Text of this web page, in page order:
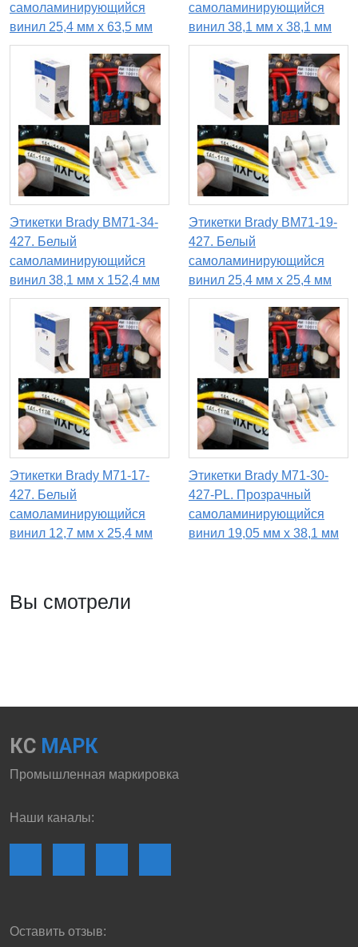
самоламинирующийся
винил 25,4 мм х 63,5 мм
самоламинирующийся
винил 38,1 мм х 38,1 мм
Этикетки Brady BM71-34-
427. Белый
самоламинирующийся
винил 38,1 мм х 152,4 мм
Этикетки Brady BM71-19-
427. Белый
самоламинирующийся
винил 25,4 мм х 25,4 мм
Этикетки Brady M71-17-
427. Белый
самоламинирующийся
винил 12,7 мм х 25,4 мм
Этикетки Brady M71-30-
427-PL. Прозрачный
самоламинирующийся
винил 19,05 мм х 38,1 мм
Вы смотрели
КС МАРК
Промышленная маркировка
Наши каналы:
Оставить отзыв: